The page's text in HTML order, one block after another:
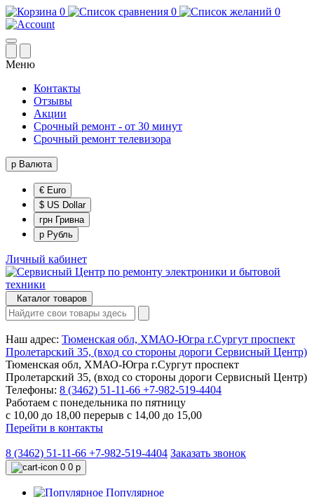
0 0 0
Меню
Контакты
Отзывы
Акции
Срочный ремонт - от 30 минут
Срочный ремонт телевизора
р Валюта
€ Euro
$ US Dollar
грн Гривна
р Рубль
Личный кабинет
Каталог товаров
Наш адрес: Тюменская обл, ХМАО-Югра г.Сургут проспект
Пролетарский 35, (вход со стороны дороги Сервисный Центр)
Тюменская обл, ХМАО-Югра г.Сургут проспект
Пролетарский 35, (вход со стороны дороги Сервисный Центр)
Телефоны: 8 (3462) 51-11-66 +7-982-519-4404
Работаем с понедельника по пятницу
с 10,00 до 18,00 перерыв с 14,00 до 15,00
Перейти в контакты
8 (3462) 51-11-66 +7-982-519-4404 Заказать звонок
0 0 р
Популярное